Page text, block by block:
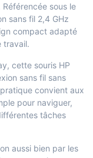
sous le
sans fil 2,4 GHz
compact adapté
travail.
cette souris HP
sans fil sans
convient aux
pour naviguer,
tâches
aussi bien par les